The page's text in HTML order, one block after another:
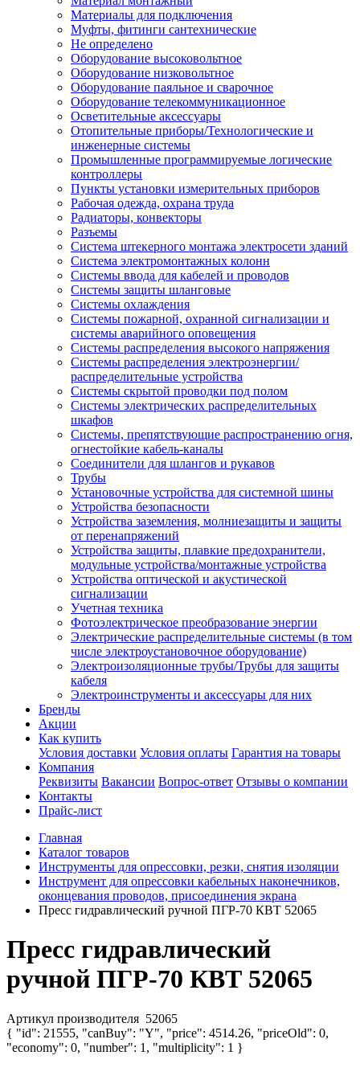
Материалы для подключения
Муфты, фитинги сантехнические
Не определено
Оборудование высоковольтное
Оборудование низковольтное
Оборудование паяльное и сварочное
Оборудование телекоммуникационное
Осветительные аксессуары
Отопительные приборы/Технологические и
инженерные системы
Промышленные программируемые логические
контроллеры
Пункты установки измерительных приборов
Рабочая одежда, охрана труда
Радиаторы, конвекторы
Разъемы
Система штекерного монтажа электросети зданий
Система электромонтажных колонн
Системы ввода для кабелей и проводов
Системы защиты шланговые
Системы охлаждения
Системы пожарной, охранной сигнализации и
системы аварийного оповещения
Системы распределения высокого напряжения
Системы распределения электроэнергии/
распределительные устройства
Системы скрытой проводки под полом
Системы электрических распределительных
шкафов
Системы, препятствующие распространению огня,
огнестойкие кабель-каналы
Соединители для шлангов и рукавов
Трубы
Установочные устройства для системной шины
Устройства безопасности
Устройства заземления, молниезащиты и защиты
от перенапряжений
Устройства защиты, плавкие предохранители,
модульные устройства/монтажные устройства
Устройства оптической и акустической
сигнализации
Учетная техника
Фотоэлектрическое преобразование энергии
Электрические распределительные системы (в том
числе электроустановочное оборудование)
Электроизоляционные трубы/Трубы для защиты
кабеля
Электроинструменты и аксессуары для них
Бренды
Акции
Как купить
Условия доставки Условия оплаты Гарантия на товары
Компания
Реквизиты Вакансии Вопрос-ответ Отзывы о компании
Контакты
Прайс-лист
Главная
Каталог товаров
Инструменты для опрессовки, резки, снятия изоляции
Инструмент для опрессовки кабельных наконечников,
оконцевания проводов, присоединения экрана
Пресс гидравлический ручной ПГР-70 КВТ 52065
Пресс гидравлический
ручной ПГР-70 КВТ 52065
Артикул производителя 52065
{ "id": 21555, "canBuy": "Y", "price": 4514.26, "priceOld": 0,
"economy": 0, "number": 1, "multiplicity": 1 }